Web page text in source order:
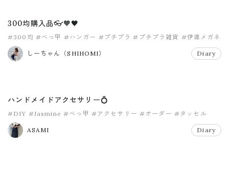
300均購入品👓🧡🖤
#300均 #べっ甲 #ハンガー #プチプラ #プチプラ雑貨 #伊達メガネ
しーちゃん（SHIHOMI） Diary
ハンドメイドアクセサリー💍
#DIY #Jasmine #べっ甲 #アクセサリー #オーダー #タッセル
ASAMI Diary